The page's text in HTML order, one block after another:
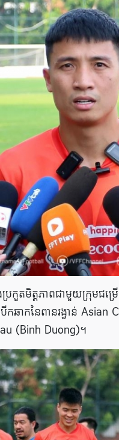
កួតមិត្តភាពជាមួយក្រុមជម្
ើកឆាកនៃពានរង្វាន់
(Binh Duong)។